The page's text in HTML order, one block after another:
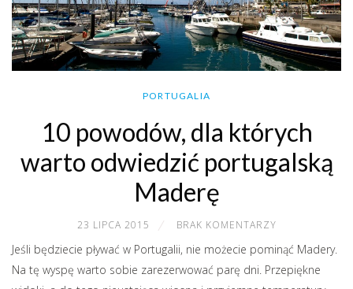
PORTUGALIA
10 powodów, dla których
warto odwiedzić portugalską
Maderę
23 LIPCA 2015 BRAK KOMENTARZY
Jeśli będziecie pływać w Portugalii, nie możecie pominąć Madery.
Na tę wyspę warto sobie zarezerwować parę dni. Przepiękne